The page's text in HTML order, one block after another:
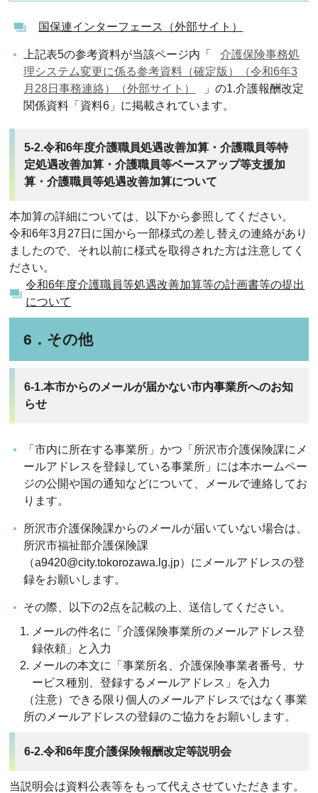
国保連インターフェース（外部サイト）
上記表5の参考資料が当該ページ内「
介護保険事務処
理システム変更に係る参考資料（確定版）（令和6年3
月28日事務連絡）（外部サイト）
」の1.介護報酬改定
関係資料「資料6」に掲載されています。
5-2.令和6年度介護職員処遇改善加算・介護職員等特
定処遇改善加算・介護職員等ベースアップ等支援加
算・介護職員等処遇改善加算について
本加算の詳細については、以下から参照してください。
令和6年3月27日に国から一部様式の差し替えの連絡があり
ましたので、それ以前に様式を取得された方は注意してく
ださい。
令和6年度介護職員等処遇改善加算等の計画書等の提出
について
6．その他
6-1.本市からのメールが届かない市内事業所へのお知
らせ
「市内に所在する事業所」かつ「所沢市介護保険課にメ
ールアドレスを登録している事業所」には本ホームペー
ジの公開や国の通知などについて、メールで連絡してお
ります。
所沢市介護保険課からのメールが届いていない場合は、
所沢市福祉部介護保険課
（a9420@city.tokorozawa.lg.jp）にメールアドレスの登
録をお願いします。
その際、以下の2点を記載の上、送信してください。
メールの件名に「介護保険事業所のメールアドレス登
録依頼」と入力
メールの本文に「事業所名、介護保険事業者番号、サ
ービス種別、登録するメールアドレス」を入力
（注意）できる限り個人のメールアドレスではなく事業
所のメールアドレスの登録のご協力をお願いします。
6-2.令和6年度介護保険報酬改定等説明会
当説明会は資料公表等をもって代えさせていただきます。